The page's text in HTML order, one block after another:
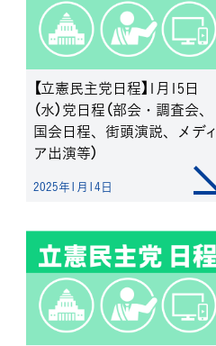
【立憲民主党日程】1月15日
（水）党日程（部会・調査会、
国会日程、街頭演説、メディ
ア出演等）
2025年1月14日